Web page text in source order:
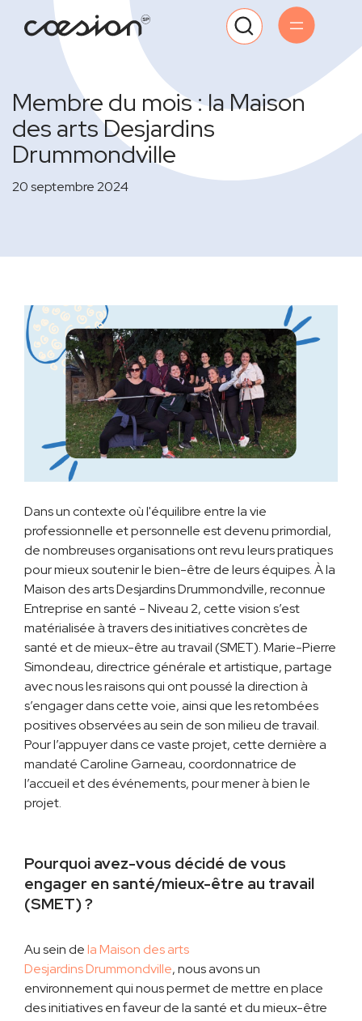
Membre du mois : la Maison
des arts Desjardins
Drummondville
20 septembre 2024
Dans un contexte où l'équilibre entre la vie
professionnelle et personnelle est devenu primordial,
de nombreuses organisations ont revu leurs pratiques
pour mieux soutenir le bien-être de leurs équipes. À la
Maison des arts Desjardins Drummondville, reconnue
Entreprise en santé - Niveau 2, cette vision s’est
matérialisée à travers des initiatives concrètes de
santé et de mieux-être au travail (SMET). Marie-Pierre
Simondeau, directrice générale et artistique, partage
avec nous les raisons qui ont poussé la direction à
s’engager dans cette voie, ainsi que les retombées
positives observées au sein de son milieu de travail.
Pour l’appuyer dans ce vaste projet, cette dernière a
mandaté Caroline Garneau, coordonnatrice de
l’accueil et des événements, pour mener à bien le
projet.
Pourquoi avez-vous décidé de vous
engager en santé/mieux-être au travail
(SMET) ?
Au sein dela Maison des arts
Desjardins Drummondville, nous avons un
environnement qui nous permet de mettre en place
des initiatives en faveur de la santé et du mieux-être